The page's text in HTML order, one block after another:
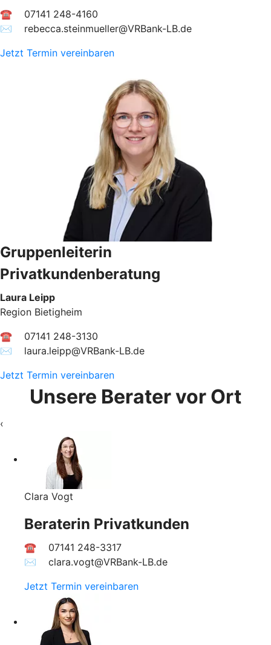
☎ 07141 248-4160
✉︎ rebecca.steinmueller@VRBank-LB.de
Jetzt Termin vereinbaren
Gruppenleiterin
Privatkundenberatung
Laura Leipp
Region Bietigheim
☎ 07141 248-3130
✉︎ laura.leipp@VRBank-LB.de
Jetzt Termin vereinbaren
Unsere Berater vor Ort
‹
Clara Vogt
Beraterin Privatkunden
☎ 07141 248-3317
✉︎ clara.vogt@VRBank-LB.de
Jetzt Termin vereinbaren